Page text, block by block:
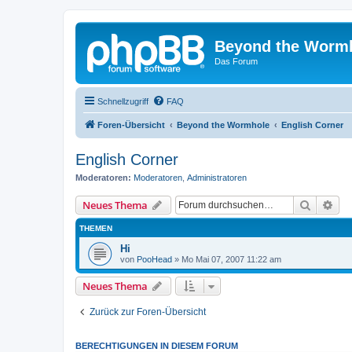
Beyond the
Das Forum
Schnellzugriff FAQ
Foren-Übersicht Beyond the Wormhole English Corner
English Corner
Moderatoren: Moderatoren Administratoren
Neues Thema Suche
THEMEN
Hi
von PooHead » Mo Mai 07, 2007 11:22 am
Neues Thema
Zurück zur Foren-Übersicht
BERECHTIGUNGEN IN DIESEM FORUM